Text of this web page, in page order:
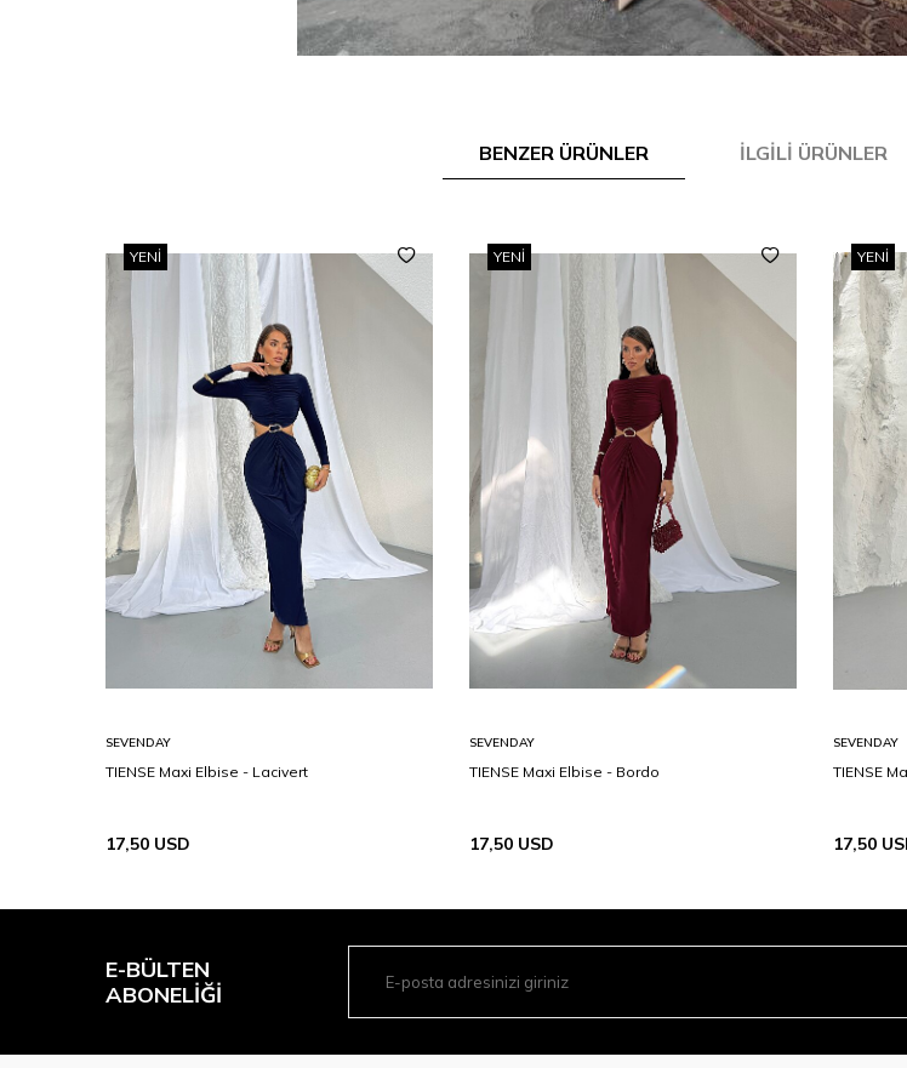
BENZER ÜRÜNLER İLGILI ÜRÜNLER
YENI
SEVENDAY
TIENSE Maxi Elbise - Lacivert
17,50 USD
YENI
SEVENDAY
TIENSE Maxi Elbise - Bordo
17,50 USD
YENI
SEVENDAY
TIENSE
17,50
E-BÜLTEN
ABONELIĞI